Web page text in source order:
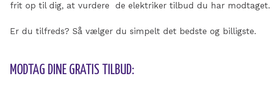
frit op til dig, at vurdere de elektriker tilbud du har modtaget.
Er du tilfreds? Så vælger du simpelt det bedste og billigste.
MODTAG DINE GRATIS TILBUD: